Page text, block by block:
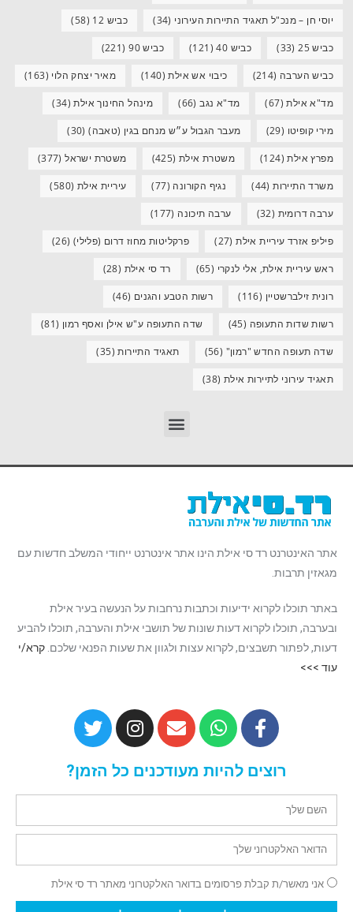
יוסי חן – מנכ"ל תאגיד התיירות העירוני (34) כביש 12 (58)
כביש 25 (33) כביש 40 (121) כביש 90 (221)
כביש הערבה (214) כיבוי אש אילת(140) מאיר יצחק הלוי (163)
מד"א אילת(67) מד"א נגב(66) מינהל החינוך אילת(34)
מירי קופיטו (29) מעבר הגבול ע״ש מנחם בגין (טאבה)(30)
מפרץ אילת(124) משטרת אילת (425) משטרת ישראל(377)
משרד התיירות(44) נגיף הקורונה (77) עיריית אילת (580)
ערבה דרומית (32) ערבה תיכונה (177)
פיליפ אזרד עיריית אילת(27) פרקליטות מחוז דרום (פלילי) (26)
ראש עיריית אילת, אלי לנקרי (65) רד סי אילת (28)
רונית זילברשטיין (116) רשות הטבע והגנים (46)
רשות שדות התעופה (45) שדה התעופה ע"ש אילן ואסף רמון (81)
שדה תעופה החדש "רמון" (56) תאגיד התיירות(35)
תאגיד עירוני לתיירות אילת (38)
אתר האינטרנט רד סי אילת הינו אתר אינטרנט ייחודי המשלב חדשות עם
מגאזין תרבות.
באתר תוכלו לקרוא ידיעות וכתבות נרחבות על הנעשה בעיר אילת
ובערבה, תוכלו לקרוא דעות שונות של תושבי אילת והערבה, תוכלו להביע
דעות, לפתור תשבצים, לקרוא עצות ולגוון את שעות הפנאי שלכם. קרא/י
עוד >>>
רוצים להיות מעודכנים כל הזמן?
אני מאשר/ת קבלת פרסומים בדואר האלקטרוני מאתר רד סי אילת